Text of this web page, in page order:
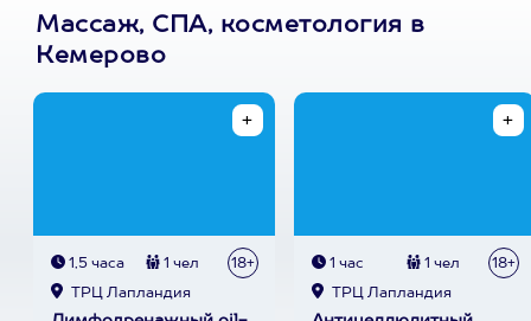
Массаж, СПА, косметология в
Кемерово
1,5 часа 1 чел 18+
ТРЦ Лапландия
1 час 1 чел 18+
ТРЦ Лапландия